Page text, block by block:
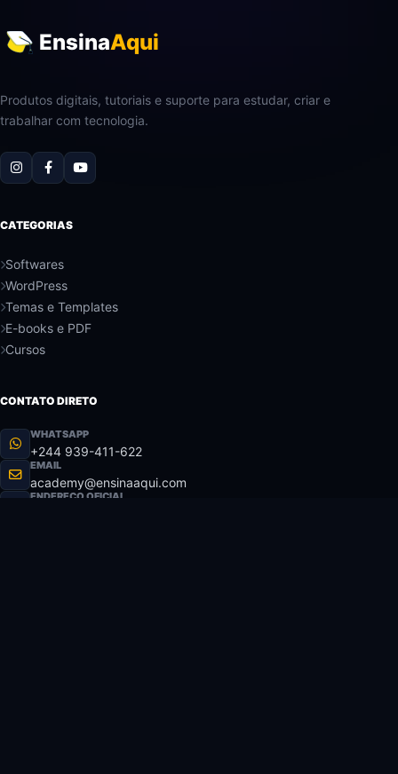
EnsinaAqui
Produtos digitais, tutoriais e suporte para estudar, criar e
trabalhar com tecnologia.
CATEGORIAS
Softwares
WordPress
Temas e Templates
E-books e PDF
Cursos
CONTATO DIRETO
WHATSAPP
+244 939-411-622
EMAIL
academy@ensinaaqui.com
ENDEREÇO OFICIAL